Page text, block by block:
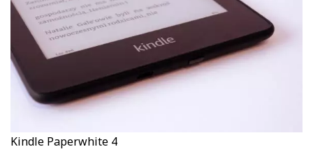
Kindle Paperwhite 4